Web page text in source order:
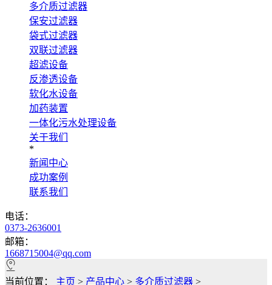
多介质过滤器
保安过滤器
袋式过滤器
双联过滤器
超滤设备
反渗透设备
软化水设备
加药装置
一体化污水处理设备
关于我们
*
新闻中心
成功案例
联系我们
电话：
0373-2636001
邮箱：
1668715004@qq.com
当前位置： 主页 > 产品中心 > 多介质过滤器 >